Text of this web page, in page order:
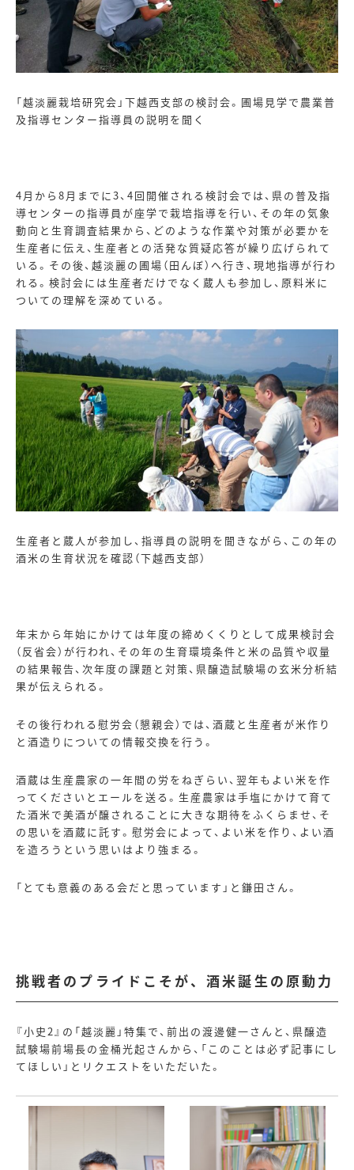
「越淡麗栽培研究会」下越西支部の検討会。圃場見学で農業普
及指導センター指導員の説明を聞く
4月から 8月までに3、 4回開催される検討会では、県の普及指
導センターの指導員が座学で栽培指導を行い、その年の気象
動向と生育調査結果から、どのような作業や対策が必要かを
生産者に伝え、生産者との活発な質疑応答が繰り広げられて
いる。その後、越淡麗の圃場（田んぼ）へ行き、現地指導が行わ
れる。検討会には生産者だけでなく蔵人も参加し、原料米に
ついての理解を深めている。
生産者と蔵人が参加し、指導員の説明を聞きながら、この年の
酒米の生育状況を確認（下越西支部）
年末から年始にかけては年度の締めくくりとして成果検討会
（反省会）が行われ、その年の生育環境条件と米の品質や収量
の結果報告、次年度の課題と対策、県醸造試験場の玄米分析結
果が伝えられる。
その後行われる慰労会（懇親会）では、酒蔵と生産者が米作り
と酒造りについての情報交換を行う。
酒蔵は生産農家の一年間の労をねぎらい、翌年もよい米を作
ってくださいとエールを送る。生産農家は手塩にかけて育て
た酒米で美酒が醸されることに大きな期待をふくらませ、そ
の思いを酒蔵に託す。慰労会によって、よい米を作り、よい酒
を造ろうという思いはより強まる。
「とても意義のある会だと思っています」と鎌田さん。
挑戦者のプライドこそが、酒米誕生の原動力
『小史2 』の「越淡麗」特集で、前出の渡邊健一さんと、県醸造
試験場前場長の金桶光起さんから、「このことは必ず記事にし
てほしい」とリクエストをいただいた。